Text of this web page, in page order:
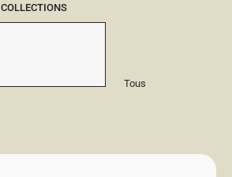
COLLECTIONS
Tous